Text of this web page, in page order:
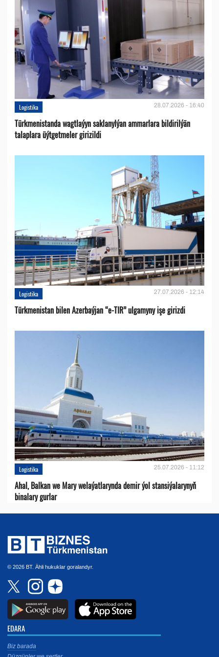
Logistika 28.07.2026 - 16:40
Türkmenistanda wagtlaýyn saklanylýan ammarlara bildirilýän
talaplara üýtgetmeler girizildi
Logistika 27.07.2026 - 12:14
Türkmenistan bilen Azerbaýjan “e-TIR” ulgamyny işe girizdi
Logistika 25.07.2026 - 11:12
Ahal, Balkan we Mary welaýatlarynda demir ýol stansiýalarynyň
binalary gurlar
© 2026 BT. Ähli hukuklar goralandyr.
EDARA
Biz barada